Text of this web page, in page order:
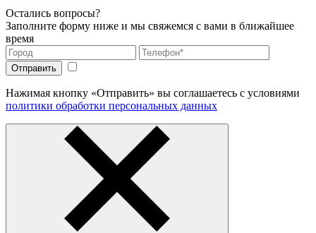
Остались вопросы?
Заполните форму ниже и мы свяжемся с вами в ближайшее
время
Нажимая кнопку «Отправить» вы соглашаетесь с условиями
политики обработки персональных данных